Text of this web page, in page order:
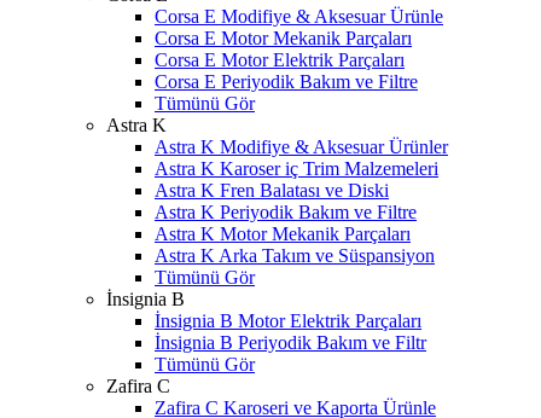
Corsa E Modifiye & Aksesuar Ürünle
Corsa E Motor Mekanik Parçaları
Corsa E Motor Elektrik Parçaları
Corsa E Periyodik Bakım ve Filtre
Tümünü Gör
Astra K
Astra K Modifiye & Aksesuar Ürünler
Astra K Karoser iç Trim Malzemeleri
Astra K Fren Balatası ve Diski
Astra K Periyodik Bakım ve Filtre
Astra K Motor Mekanik Parçaları
Astra K Arka Takım ve Süspansiyon
Tümünü Gör
İnsignia B
İnsignia B Motor Elektrik Parçaları
İnsignia B Periyodik Bakım ve Filtr
Tümünü Gör
Zafira C
Zafira C Karoseri ve Kaporta Ürünle